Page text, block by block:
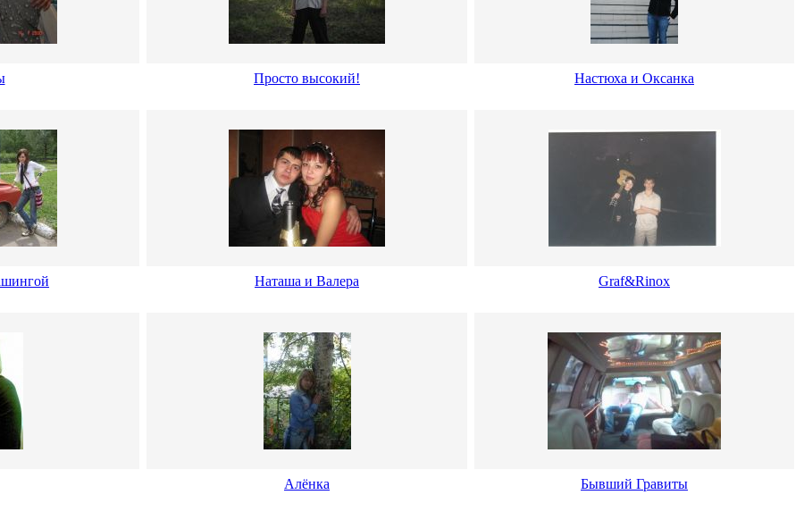
Просто высокий! Настюха и Оксанка
Наташа и Валера Graf&Rinox
Алёнка Бывший Гравиты